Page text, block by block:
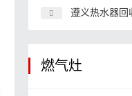
遵义热水器回收
燃气灶